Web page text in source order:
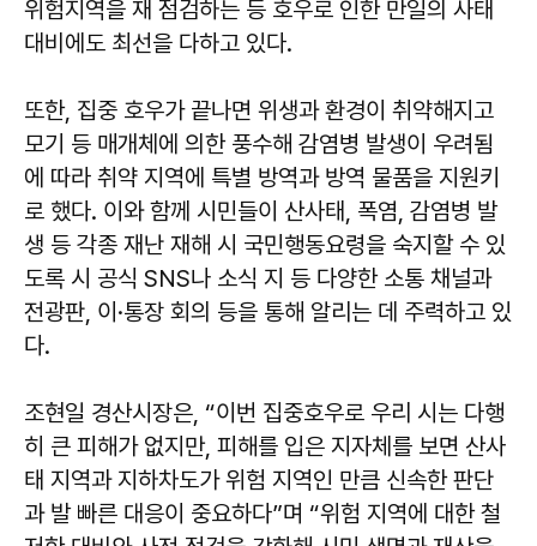
위험지역을 재 점검하는 등 호우로 인한 만일의 사태
대비에도 최선을 다하고 있다.
또한, 집중 호우가 끝나면 위생과 환경이 취약해지고
모기 등 매개체에 의한 풍수해 감염병 발생이 우려됨
에 따라 취약 지역에 특별 방역과 방역 물품을 지원키
로 했다. 이와 함께 시민들이 산사태, 폭염, 감염병 발
생 등 각종 재난 재해 시 국민행동요령을 숙지할 수 있
도록 시 공식 SNS나 소식 지 등 다양한 소통 채널과
전광판, 이·통장 회의 등을 통해 알리는 데 주력하고 있
다.
조현일 경산시장은, “이번 집중호우로 우리 시는 다행
히 큰 피해가 없지만, 피해를 입은 지자체를 보면 산사
태 지역과 지하차도가 위험 지역인 만큼 신속한 판단
과 발 빠른 대응이 중요하다”며 “위험 지역에 대한 철